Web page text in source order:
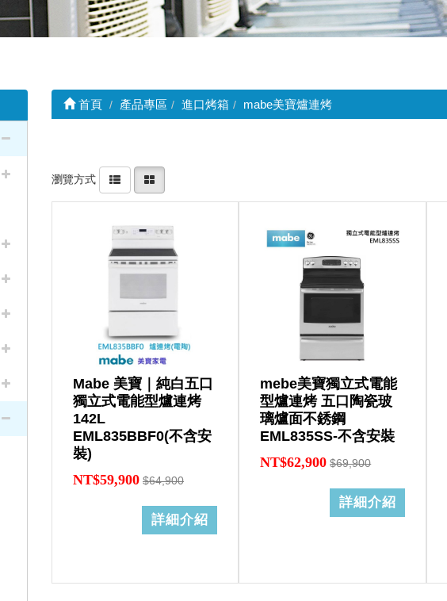
首頁 產品專區 進口烤箱 mabe美寶爐連烤
瀏覽方式
Mabe 美寶｜純白五口
獨立式電能型爐連烤
142L
EML835BBF0(不含安
裝)
NT$59,900 $64,900
詳細介紹
mebe美寶獨立式電能
型爐連烤 五口陶瓷玻
璃爐面不銹鋼
EML835SS-不含安裝
NT$62,900 $69,900
詳細介紹